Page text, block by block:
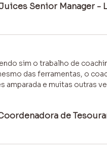
Senior Manager -
sim o trabalho de
das ferramentas, o
amparada e muitas outras
de